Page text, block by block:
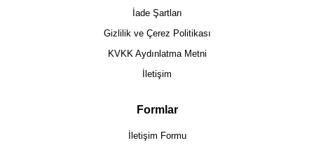
İade Şartları
Gizlilik ve Çerez Politikası
KVKK Aydınlatma Metni
İletişim
Formlar
İletişim Formu